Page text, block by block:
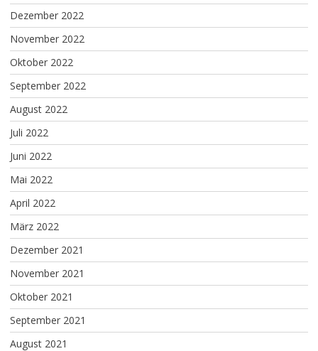
Dezember 2022
November 2022
Oktober 2022
September 2022
August 2022
Juli 2022
Juni 2022
Mai 2022
April 2022
März 2022
Dezember 2021
November 2021
Oktober 2021
September 2021
August 2021